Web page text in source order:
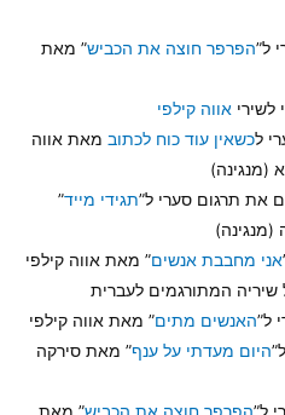
ל”הפרפר חוצה את הכביש” מאת
לשירי אווה קילפי
לכשאין עוד כוח לכתוב מאת אווה
(מנגינה)
את תרגום סערי ל”תגידי מייד”
(מנגינה)
אני מחבבת אנשים” מאת אווה קילפי
שיריה המתורגמים לעברית
ל”האנשים מתים” מאת אווה קילפי
היום מעדתי על ענף” מאת סירקה